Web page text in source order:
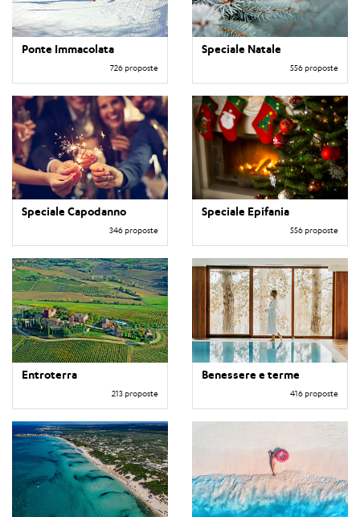
Ponte Immacolata
726 proposte
Speciale Natale
556 proposte
Speciale Capodanno
346 proposte
Speciale Epifania
556 proposte
Entroterra
213 proposte
Benessere e terme
416 proposte